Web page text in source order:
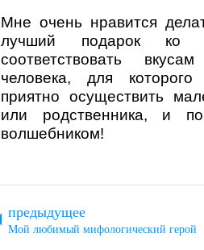
Мне очень нравится
лучший подарок ко
соответствовать
человека, для
приятно осуществить
или родственника, и
волшебником!
предыдущее
Мой любимый мифологический герой